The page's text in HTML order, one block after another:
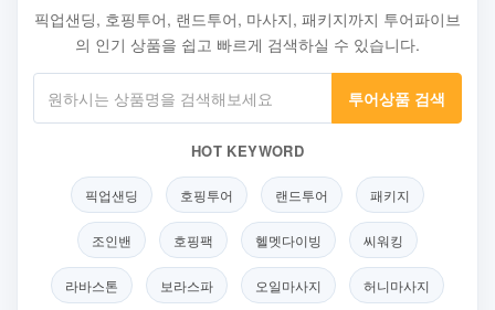
픽업샌딩, 호핑투어, 랜드투어, 마사지, 패키지까지 투어파이브
의 인기 상품을 쉽고 빠르게 검색하실 수 있습니다.
투어상품 검색
HOT KEYWORD
픽업샌딩 호핑투어 랜드투어 패키지
조인밴 호핑팩 헬멧다이빙 씨워킹
라바스톤 보라스파 오일마사지 허니마사지